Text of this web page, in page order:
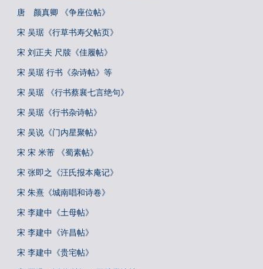
唐 颜真卿 《争座位帖》
宋 吴琚《行草书寿父帖页》
宋 刘正夫 尺牍《佳履帖》
宋 吴琚 行书《杂诗帖》等
宋 吴琚 《行书蔡襄七言绝句》
宋 吴琚《行书杂诗帖》
宋 吴说《门内星聚帖》
宋 宋 米芾 《蜀素帖》
宋 张即之《汪氏报本庵记》
宋 朱熹《城南唱和诗卷》
宋 李建中《土母帖》
宋 李建中《许昌帖》
宋 李建中《贵宅帖》